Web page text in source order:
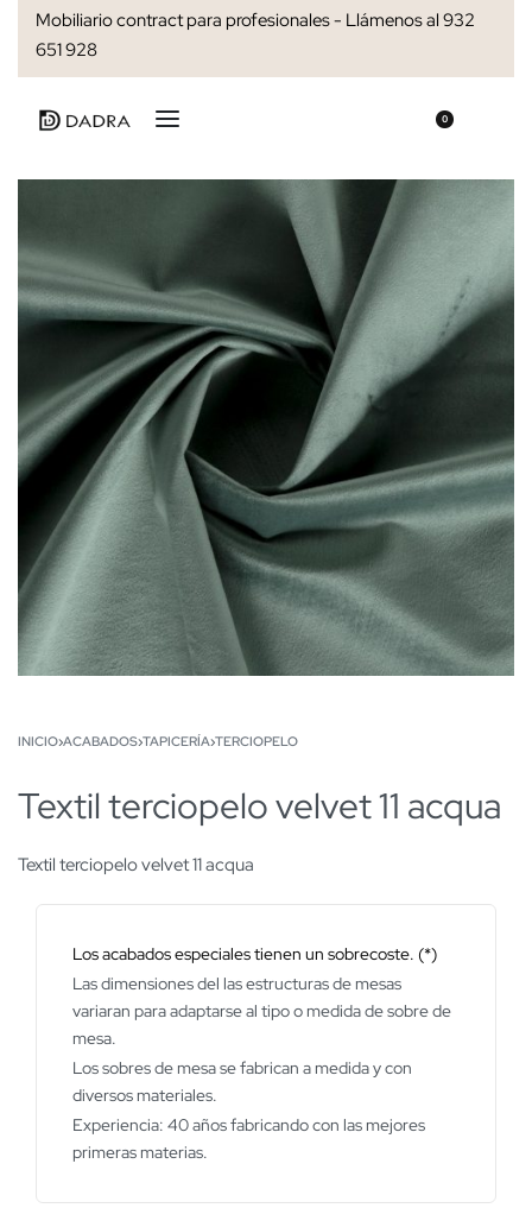
Mobiliario contract para profesionales - Llámenos al 932
651 928
0
INICIO›ACABADOS›TAPICERÍA›TERCIOPELO
Textil terciopelo velvet 11 acqua
Textil terciopelo velvet 11 acqua
Los acabados especiales tienen un sobrecoste. (*)
Las dimensiones del las estructuras de mesas
variaran para adaptarse al tipo o medida de sobre de
mesa.
Los sobres de mesa se fabrican a medida y con
diversos materiales.
Experiencia: 40 años fabricando con las mejores
primeras materias.